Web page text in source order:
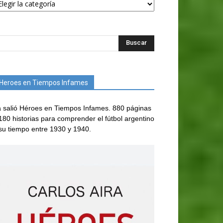
Heroes en Tiempos Infames
salió Héroes en Tiempos Infames. 880 páginas
historias para comprender el fútbol argentino
tiempo entre 1930 y 1940.